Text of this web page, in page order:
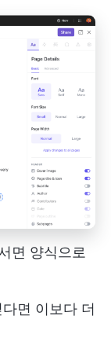
면 양식으로
면 이보다 더